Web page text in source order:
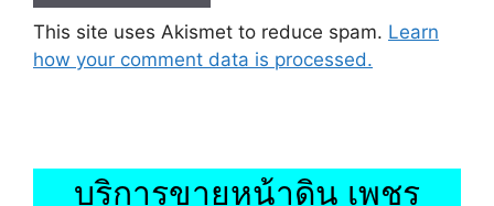
This site uses Akismet to reduce spam. Learn
how your comment data is processed.
บริการขายหน้าดิน เพชร